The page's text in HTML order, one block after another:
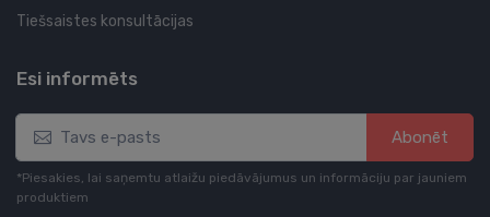
Tiešsaistes konsultācijas
Esi informēts
Abonēt
*Piesakies, lai saņemtu atlaižu piedāvājumus un informāciju par jauniem
produktiem